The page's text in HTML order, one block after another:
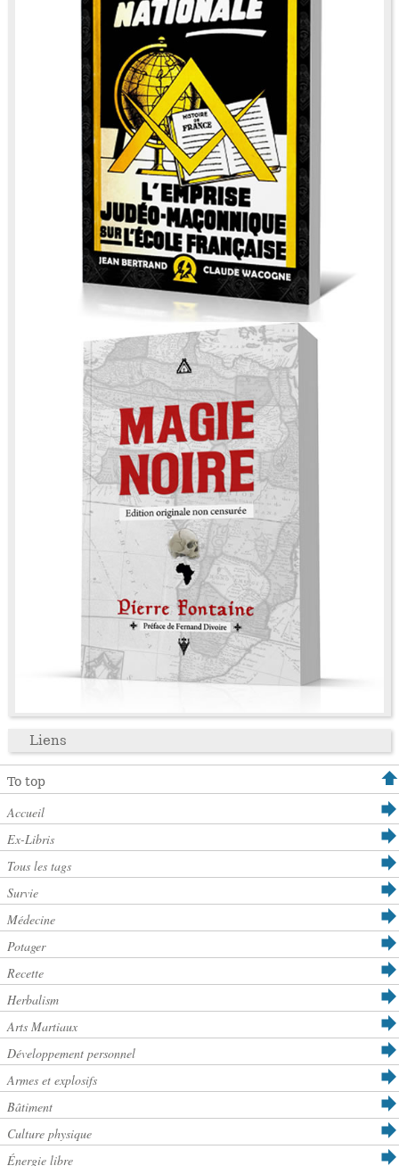
Liens
To top
Accueil
Ex-Libris
Tous les tags
Survie
Médecine
Potager
Recette
Herbalism
Arts Martiaux
Développement personnel
Armes et explosifs
Bâtiment
Culture physique
Énergie libre